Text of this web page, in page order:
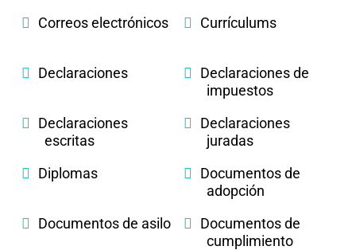
Correos electrónicos
Currículums
Declaraciones
Declaraciones de
impuestos
Declaraciones
escritas
Declaraciones
juradas
Diplomas
Documentos de
adopción
Documentos de asilo
Documentos de
cumplimiento